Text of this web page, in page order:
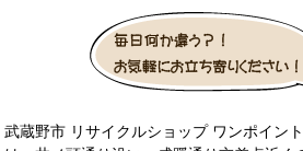
武蔵野市 リサイクルショップ ワンポイント